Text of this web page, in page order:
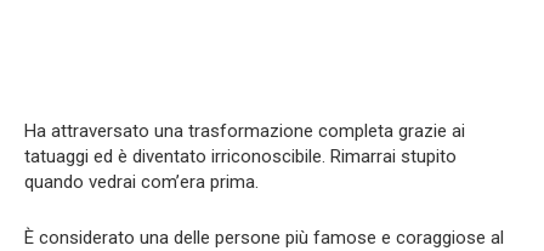
Ha attraversato una trasformazione completa grazie ai
tatuaggi ed è diventato irriconoscibile. Rimarrai stupito
quando vedrai com’era prima.
È considerato una delle persone più famose e coraggiose al